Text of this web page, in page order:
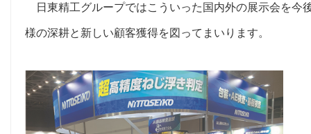
日東精工グループではこういった国内外の展示会を今
様の深耕と新しい顧客獲得を図ってまいります。